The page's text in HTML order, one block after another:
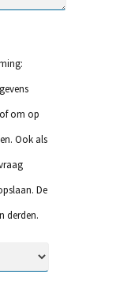
om op
Ook als
De
derden.